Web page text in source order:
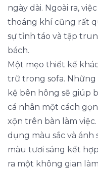
ngày dài. Ngoài ra,
thoáng khí cũng rất
sự tỉnh táo và tập
bách.
Một mẹo thiết kế
trữ trong sofa. Những
kệ bên hông sẽ giúp
cá nhân một cách
xộn trên bàn làm
dụng màu sắc và
màu tươi sáng kết
ra một không gian